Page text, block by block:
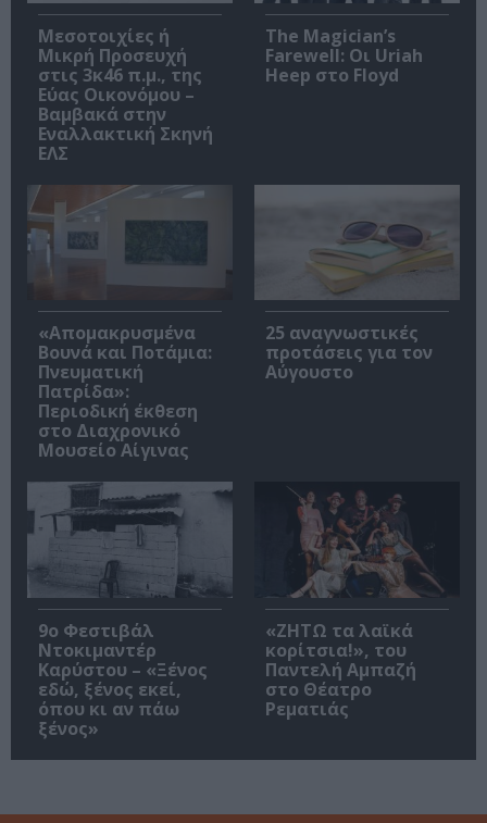
Μεσοτοιχίες ή
Μικρή Προσευχή
στις 3κ46 π.μ., της
Εύας Οικονόμου –
Βαμβακά στην
Εναλλακτική Σκηνή
ΕΛΣ
The Magician’s
Farewell: Οι Uriah
Heep στο Floyd
«Απομακρυσμένα
Βουνά και Ποτάμια:
Πνευματική
Πατρίδα»:
Περιοδική έκθεση
στο Διαχρονικό
Μουσείο Αίγινας
25 αναγνωστικές
προτάσεις για τον
Αύγουστο
9ο Φεστιβάλ
Ντοκιμαντέρ
Καρύστου – «Ξένος
εδώ, ξένος εκεί,
όπου κι αν πάω
ξένος»
«ΖΗΤΩ τα λαϊκά
κορίτσια!», του
Παντελή Αμπαζή
στο Θέατρο
Ρεματιάς